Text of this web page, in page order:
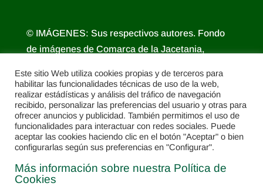
© IMÁGENES: Sus respectivos autores. Fondo
de imágenes de Comarca de la Jacetania,
Diputación Provincial de Huesca.
Este sitio Web utiliza cookies propias y de terceros para
habilitar las funcionalidades técnicas de uso de la web,
realizar estádísticas y análisis del tráfico de navegación
recibido, personalizar las preferencias del usuario y otras para
ofrecer anuncios y publicidad. También permitimos el uso de
funcionalidades para interactuar con redes sociales. Puede
aceptar las cookies haciendo clic en el botón "Aceptar" o bien
configurarlas según sus preferencias en "Configurar".
Más información sobre nuestra Política de
Cookies